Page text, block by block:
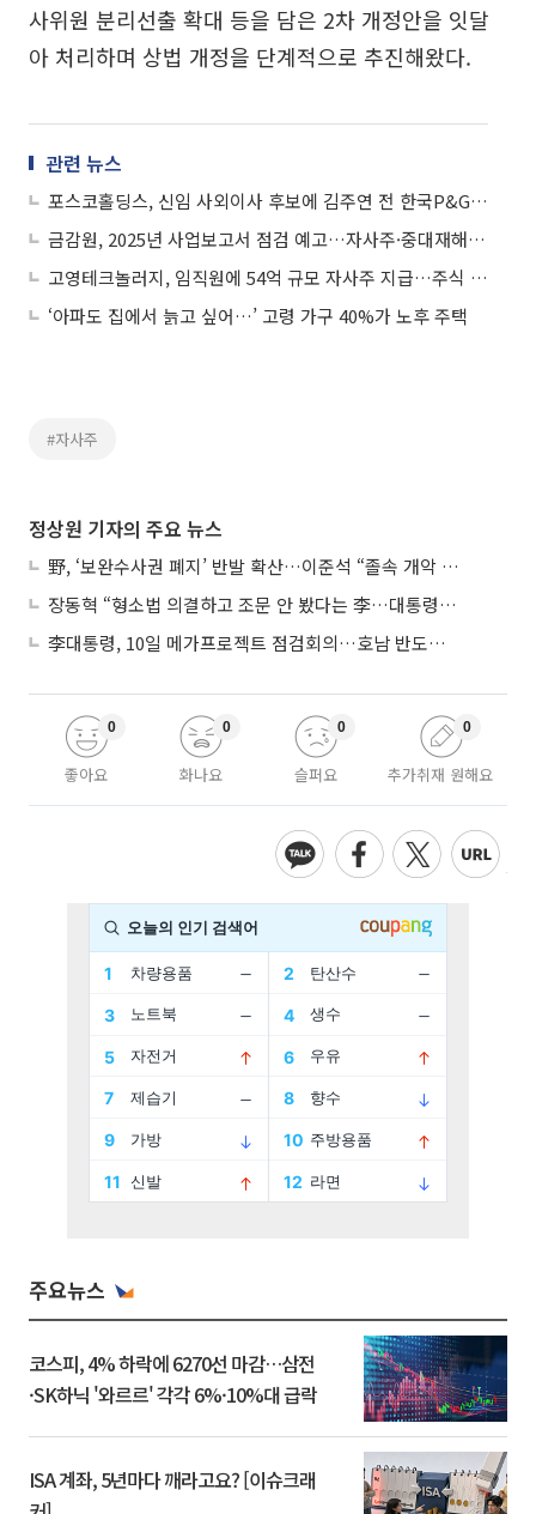
사위원 분리선출 확대 등을 담은 2차 개정안을 잇달
아 처리하며 상법 개정을 단계적으로 추진해왔다.
관련 뉴스
포스코홀딩스, 신임 사외이사 후보에 김주연 전 한국P&G 부회장
금감원, 2025년 사업보고서 점검 예고…자사주·중대재해 공시 첫 적용
고영테크놀러지, 임직원에 54억 규모 자사주 지급…주식 보상 실시
‘아파도 집에서 늙고 싶어…’ 고령 가구 40%가 노후 주택
#자사주
정상원 기자의 주요 뉴스
野, ‘보완수사권 폐지’ 반발 확산…이준석 “졸속 개악 입법”
장동혁 “형소법 의결하고 조문 안 봤다는 李…대통령 맞나”
李대통령, 10일 메가프로젝트 점검회의…호남 반도체 속도전
좋아요
0
화나요
0
슬퍼요
0
추가취재 원해요
0
주요뉴스
코스피, 4% 하락에 6270선 마감…삼전
·SK하닉 '와르르' 각각 6%·10%대 급락
ISA 계좌, 5년마다 깨라고요? [이슈크래